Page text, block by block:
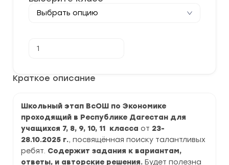
Краткое описание
Школьный этап ВсОШ по Экономике
проходящий в Республике Дагестан для
учащихся 7, 8, 9, 10, 11 класса от 23-
28.10.2025 г., посвящённая поиску талантливых
ребят. Содержит задания к вариантам,
ответы, и авторские решения. Будет полезна
товара
Школьный
этап
Экономике
2025-
2026
г.
по
Республике
Дагестан